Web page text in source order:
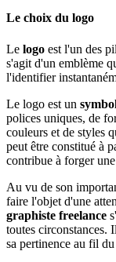
Le choix du logo
Le logo est l'un des
s'agit d'un emblème
l'identifier
Le logo est un
polices uniques, de
couleurs et de styles
peut être constitué à
contribue à forger une
Au vu de son
faire l'objet d'une
graphiste freelance
toutes circonstances.
sa pertinence au fil du